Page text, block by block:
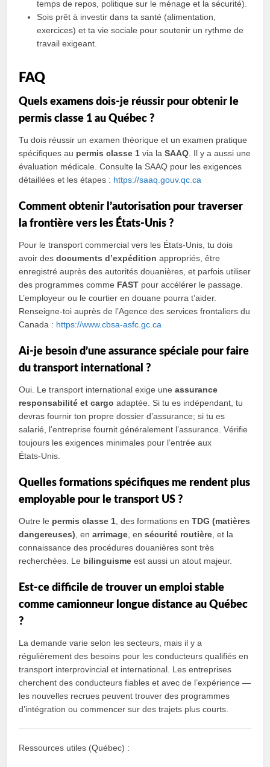
temps de repos, politique sur le ménage et la sécurité).
Sois prêt à investir dans ta santé (alimentation,
exercices) et ta vie sociale pour soutenir un rythme de
travail exigeant.
FAQ
Quels examens dois‑je réussir pour obtenir le
permis classe 1 au Québec ?
Tu dois réussir un examen théorique et un examen pratique
spécifiques au permis classe 1 via laSAAQ . Il y a aussi une
évaluation médicale. Consulte la SAAQ pour les exigences
détaillées et les étapes : https://saaq.gouv.qc.ca
Comment obtenir l’autorisation pour traverser
la frontière vers les États‑Unis ?
Pour le transport commercial vers les États‑Unis, tu dois
avoir desdocuments d’expédition appropriés, être
enregistré auprès des autorités douanières, et parfois utiliser
des programmes comme FAST pour accélérer le passage.
L’employeur ou le courtier en douane pourra t’aider.
Renseigne‑toi auprès de l’Agence des services frontaliers du
Canada : https://www.cbsa-asfc.gc.ca
Ai‑je besoin d’une assurance spéciale pour faire
du transport international ?
Oui. Le transport international exige uneassurance
responsabilité et cargo adaptée. Si tu es indépendant, tu
devras fournir ton propre dossier d’assurance; si tu es
salarié, l’entreprise fournit généralement l’assurance. Vérifie
toujours les exigences minimales pour l’entrée aux
États‑Unis.
Quelles formations spécifiques me rendent plus
employable pour le transport US ?
Outre le permis classe 1 , des formations enTDG (matières
dangereuses) , enarrimage , ensécurité routière , et la
connaissance des procédures douanières sont très
recherchées. Le bilinguisme est aussi un atout majeur.
Est‑ce difficile de trouver un emploi stable
comme camionneur longue distance au Québec
?
La demande varie selon les secteurs, mais il y a
régulièrement des besoins pour les conducteurs qualifiés en
transport interprovincial et international. Les entreprises
cherchent des conducteurs fiables et avec de l’expérience —
les nouvelles recrues peuvent trouver des programmes
d’intégration ou commencer sur des trajets plus courts.
Ressources utiles (Québec) :